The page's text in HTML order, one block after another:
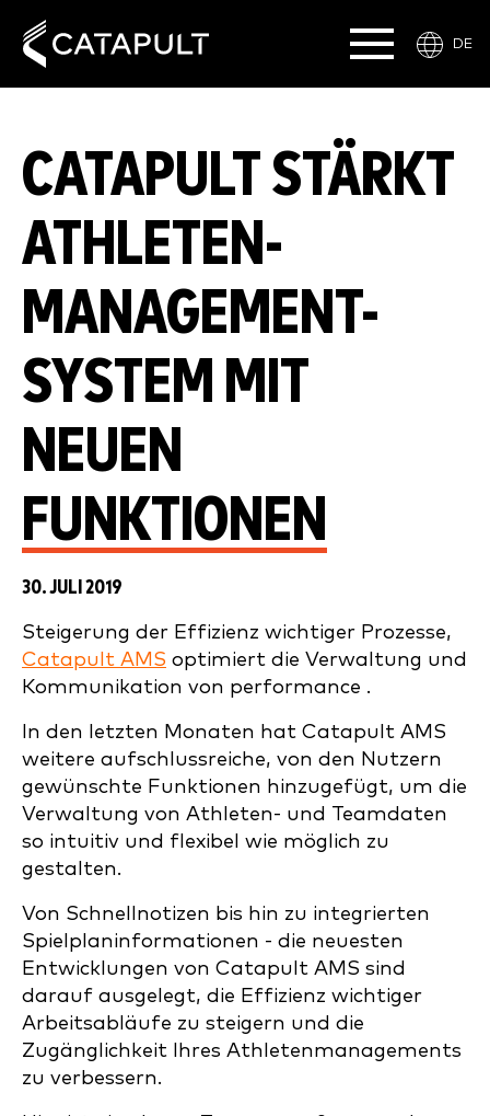
DE
CATAPULT STÄRKT
ATHLETEN-
MANAGEMENT-
SYSTEM MIT
NEUEN
FUNKTIONEN
30. JULI 2019
Steigerung der Effizienz wichtiger Prozesse,
Catapult AMS optimiert die Verwaltung und
Kommunikation von performance .
In den letzten Monaten hat Catapult AMS
weitere aufschlussreiche, von den Nutzern
gewünschte Funktionen hinzugefügt, um die
Verwaltung von Athleten- und Teamdaten
so intuitiv und flexibel wie möglich zu
gestalten.
Von Schnellnotizen bis hin zu integrierten
Spielplaninformationen - die neuesten
Entwicklungen von Catapult AMS sind
darauf ausgelegt, die Effizienz wichtiger
Arbeitsabläufe zu steigern und die
Zugänglichkeit Ihres Athletenmanagements
zu verbessern.